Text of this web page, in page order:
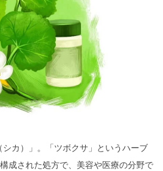
カ）」。「ツボクサ」というハーブ
成された処方で、美容や医療の分野で